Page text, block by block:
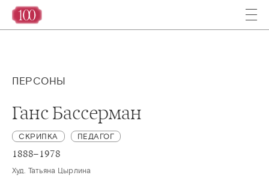
ПЕРСОНЫ
Ганс Бассерман
СКРИПКА ПЕДАГОГ
1888–1978
Худ. Татьяна Цырлина